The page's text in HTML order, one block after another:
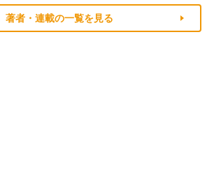
著者・連載の一覧を見る